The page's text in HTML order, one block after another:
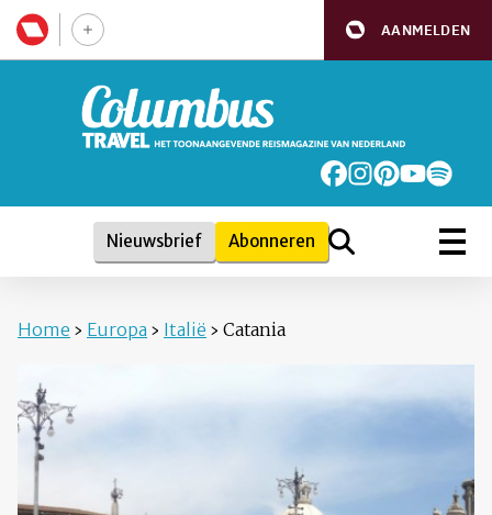
AANMELDEN
Nieuwsbrief Abonneren
Home › Europa › Italië › Catania